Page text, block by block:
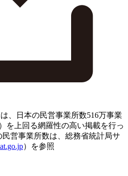
、日本の民営事業所数516万事業
を上回る網羅性の高い掲載を行っ
営事業所数は、総務省統計局サ
）を参照